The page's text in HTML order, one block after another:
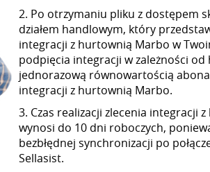
2. Po otrzymaniu pliku z dostępem
działem handlowym, który
integracji z hurtownią Marbo w
podpięcia integracji w zależności
jednorazową równowartością
integracji z hurtownią Marbo.
3. Czas realizacji zlecenia integracji
wynosi do 10 dni roboczych,
bezbłędnej synchronizacji po
Sellasist.